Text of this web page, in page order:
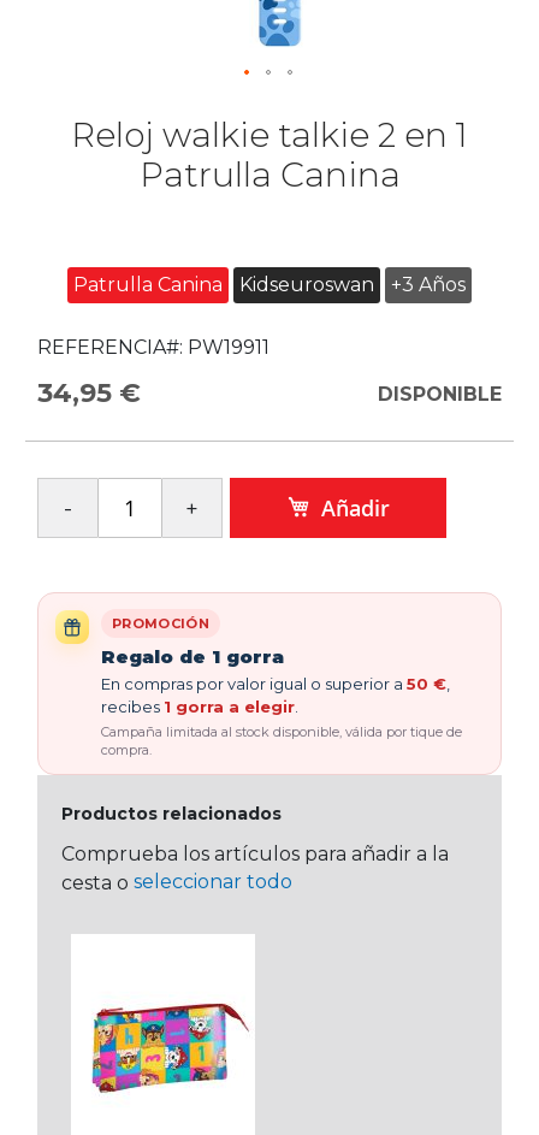
Reloj walkie talkie 2 en 1
Patrulla Canina
Patrulla Canina Kidseuroswan +3 Años
REFERENCIA#: PW19911
34,95 € DISPONIBLE
Añadir
PROMOCIÓN
Regalo de 1 gorra
En compras por valor igual o superior a 50 €
recibes 1 gorra a elegir
Campaña limitada al stock disponible, válida por tique de
compra.
Productos relacionados
Comprueba los artículos para añadir a la
cesta o seleccionar todo